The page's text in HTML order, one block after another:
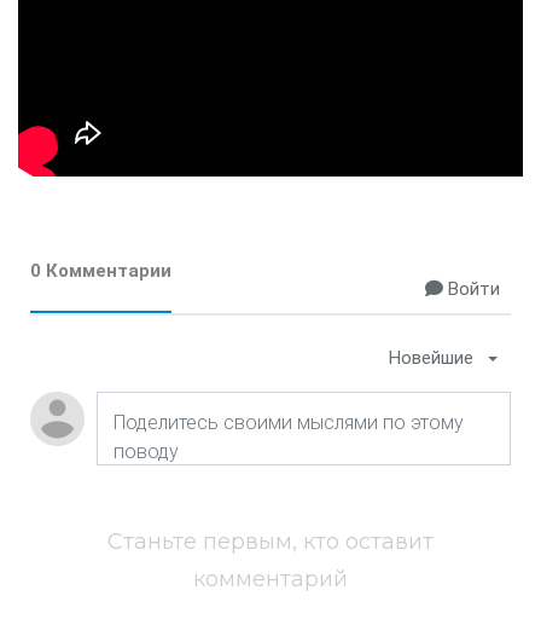
0 Комментарии
Войти
Новейшие
Станьте первым, кто оставит
комментарий